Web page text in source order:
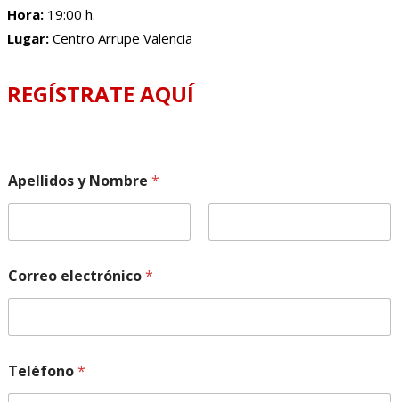
Hora: 19:00 h.
Lugar: Centro Arrupe Valencia
REGÍSTRATE AQUÍ
Apellidos y Nombre *
Correo electrónico*
o
n
Teléfono*